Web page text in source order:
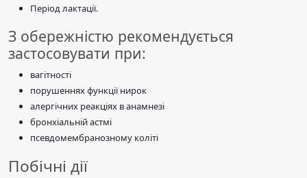
Період лактації.
З обережністю рекомендується
застосовувати при:
вагітності
порушеннях функції нирок
алергічних реакціях в анамнезі
бронхіальній астмі
псевдомембранозному коліті
Побічні дії